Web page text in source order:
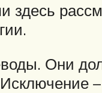
здесь
Они